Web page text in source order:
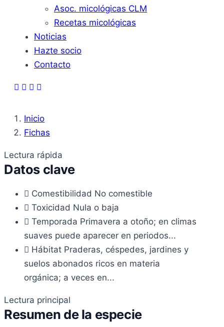
Asoc. micológicas CLM
Recetas micológicas
Noticias
Hazte socio
Contacto
Inicio
Fichas
Lectura rápida
Datos clave
Comestibilidad No comestible
Toxicidad Nula o baja
Temporada Primavera a otoño; en climas
suaves puede aparecer en periodos...
Hábitat Praderas, céspedes, jardines y
suelos abonados ricos en materia
orgánica; a veces en...
Lectura principal
Resumen de la especie